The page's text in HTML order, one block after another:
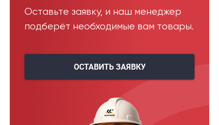
Оставьте заявку, и наш менеджер
подберёт необходимые вам товары.
ОСТАВИТЬ ЗАЯВКУ